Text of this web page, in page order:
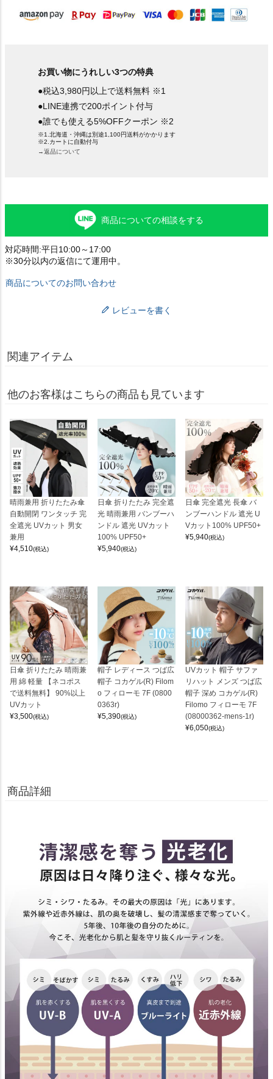
お買い物にうれしい3つの特典
●税込3,980円以上で送料無料 ※1
●LINE連携で200ポイント付与
●誰でも使える5%OFFクーポン ※2
※1.北海道・沖縄は別途1,100円送料がかかります
※2.カートに自動付与
→返品について
商品についての相談をする
対応時間:平日10:00～17:00
※30分以内の返信にて運用中。
商品についてのお問い合わせ
レビューを書く
関連アイテム
他のお客様はこちらの商品も見ています
晴雨兼用 折りたたみ傘
自動開閉 ワンタッチ 完
全遮光 UVカット 男女
兼用
¥4,510(税込)
日傘 折りたたみ 完全遮
光 晴雨兼用 バンブーハ
ンドル 遮光 UVカット
100% UPF50+
¥5,940(税込)
日傘 完全遮光 長傘 バ
ンブーハンドル 遮光 U
Vカット100% UPF50+
¥5,940(税込)
日傘 折りたたみ 晴雨兼
用 綿 軽量 【ネコポス
で送料無料】 90%以上
UVカット
¥3,500(税込)
帽子 レディース つば広
帽子 コカゲル(R) Filom
o フィローモ 7F (0800
0363r)
¥5,390(税込)
UVカット 帽子 サファ
リハット メンズ つば広
帽子 深め コカゲル(R)
Filomo フィローモ 7F
(08000362-mens-1r)
¥6,050(税込)
商品詳細